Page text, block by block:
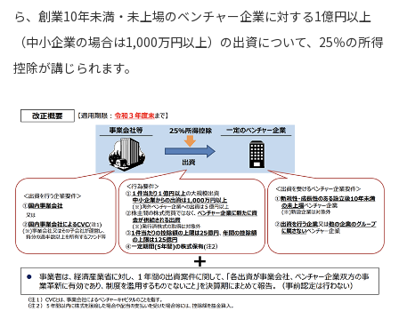
ら、創業10年未満・未上場のベンチャー企業に対する1億円以上
（中小企業の場合は1,000万円以上）の出資について、25％の所得
控除が講じられます。